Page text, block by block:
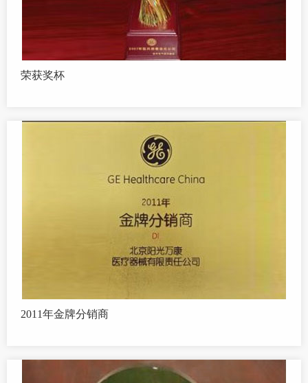
荣获奖杯
2011年金牌分销商